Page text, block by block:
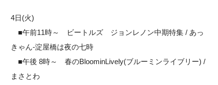
4日(火)
■午前11時～ ビートルズ ジョンレノン中期特集 / あっ
きゃん-淀屋橋は夜の七時
■午後 8時～ 春のBloominLively(ブルーミンライブリー) /
まさとわ